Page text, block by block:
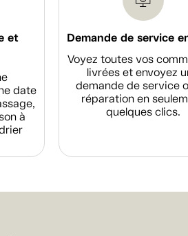
et
date
à
Demande de service
Voyez toutes vos
livrées et envoyez
demande de service
réparation en
quelques clics.